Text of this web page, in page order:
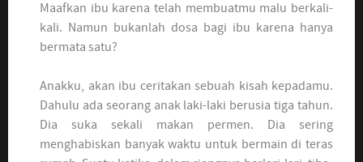
Maafkan ibu karena telah membuatmu malu berkali-
kali. Namun bukanlah dosa bagi ibu karena hanya
bermata satu?
Anakku, akan ibu ceritakan sebuah kisah kepadamu.
Dahulu ada seorang anak laki-laki berusia tiga tahun.
Dia suka sekali makan permen. Dia sering
menghabiskan banyak waktu untuk bermain di teras